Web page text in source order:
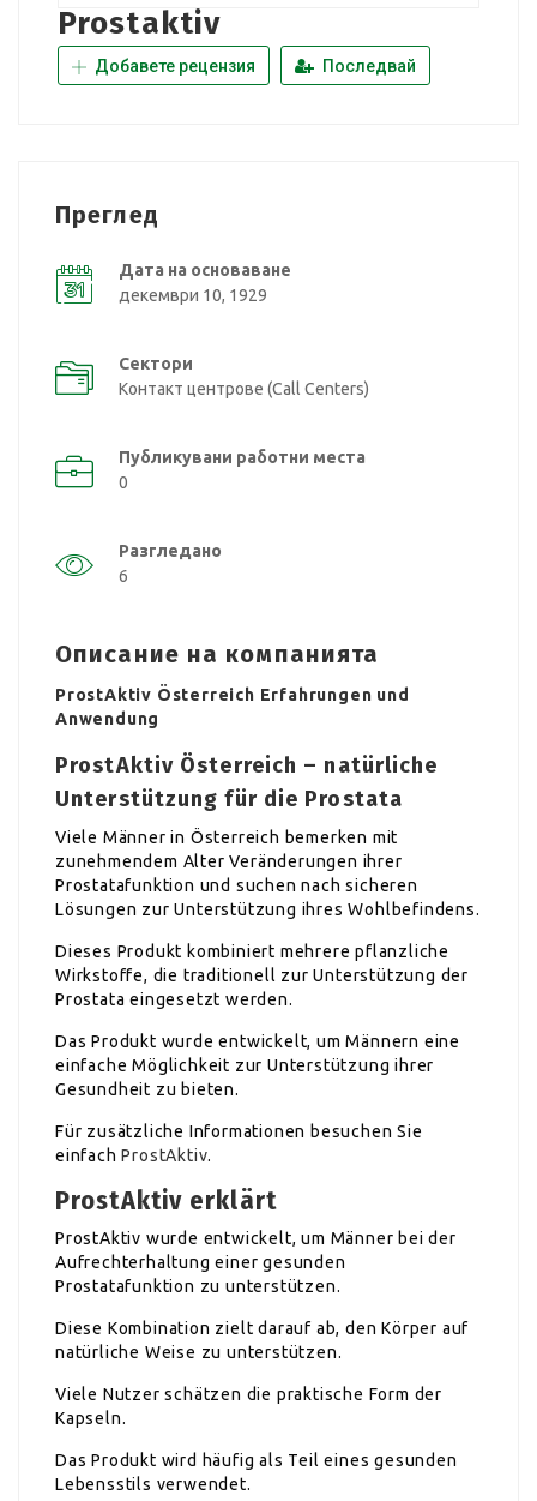
Prostaktiv
Добавете рецензия Последвай
Преглед
Дата на основаване
декември 10, 1929
Сектори
Контакт центрове (Call Centers)
Публикувани работни места
0
Разгледано
6
Описание на компанията
ProstAktiv Österreich Erfahrungen und
Anwendung
ProstAktiv Österreich – natürliche
Unterstützung für die Prostata
Viele Männer in Österreich bemerken mit
zunehmendem Alter Veränderungen ihrer
Prostatafunktion und suchen nach sicheren
Lösungen zur Unterstützung ihres Wohlbefindens.
Dieses Produkt kombiniert mehrere pflanzliche
Wirkstoffe, die traditionell zur Unterstützung der
Prostata eingesetzt werden.
Das Produkt wurde entwickelt, um Männern eine
einfache Möglichkeit zur Unterstützung ihrer
Gesundheit zu bieten.
Für zusätzliche Informationen besuchen Sie
einfachProstAktiv.
ProstAktiv erklärt
ProstAktiv wurde entwickelt, um Männer bei der
Aufrechterhaltung einer gesunden
Prostatafunktion zu unterstützen.
Diese Kombination zielt darauf ab, den Körper auf
natürliche Weise zu unterstützen.
Viele Nutzer schätzen die praktische Form der
Kapseln.
Das Produkt wird häufig als Teil eines gesunden
Lebensstils verwendet.